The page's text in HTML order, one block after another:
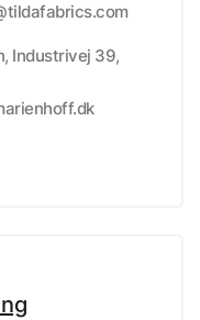
Industrivej 39,